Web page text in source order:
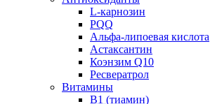
L-карнозин
PQQ
Альфа-липоевая кислота
Астаксантин
Коэнзим Q10
Ресвератрол
Витамины
B1 (тиамин)